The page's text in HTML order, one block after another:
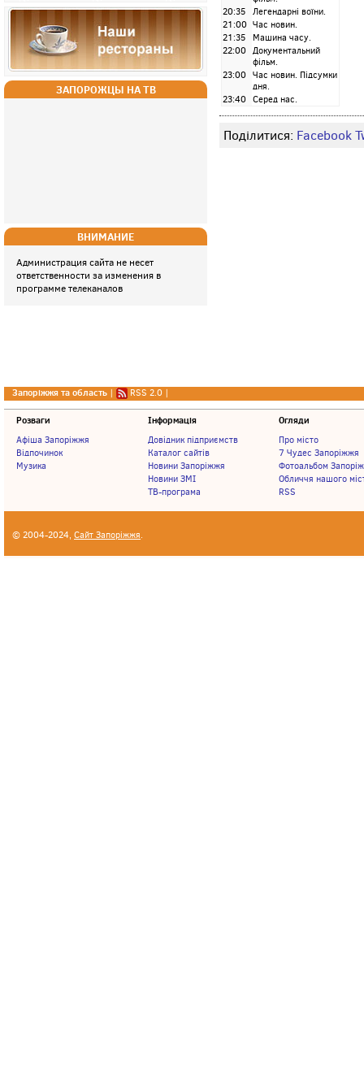
ЗАПОРОЖЦЫ НА ТВ
ВНИМАНИЕ
Администрация сайта не несет
ответственности за изменения в
программе телеканалов
20:35
Легендарні воїни.
21:00 Час новин.
21:35
Машина часу.
22:00 Документальний
фільм.
23:00 Час новин. Підсумки
дня.
23:40 Серед нас.
Поділитися: Facebook
Запоріжжя та область | RSS 2.0 |
Розваги
Афіша Запоріжжя
Відпочинок
Музика
Інформація
Довідник підприємств
Каталог сайтів
Новини Запоріжжя
Новини ЗМІ
ТВ-програма
Огляди
Про місто
7 Чудес Запоріжжя
Фотоальбом
Обличчя нашого
RSS
© 2004-2024, Сайт Запоріжжя.